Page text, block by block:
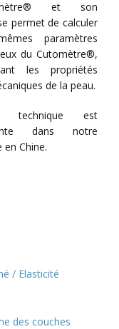
et son
permet de calculer
paramètres
du Cutomètre®,
les propriétés
de la peau.
technique est
dans notre
en Chine.
/ Elasticité
des couches